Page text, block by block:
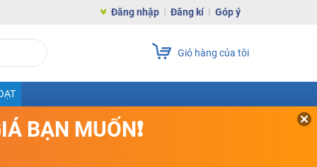
Đăng nhập Đăng kí Góp ý
Giỏ hàng của tôi
BẠN MUỐN❗